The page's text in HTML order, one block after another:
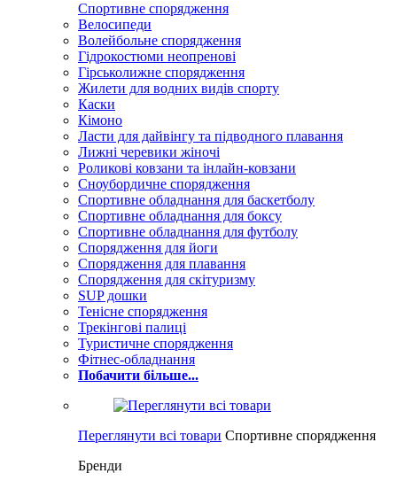
Спортивне спорядження
Велосипеди
Волейбольне спорядження
Гідрокостюми неопренові
Гірськолижне спорядження
Жилети для водних видів спорту
Каски
Кімоно
Ласти для дайвінгу та підводного плавання
Лижні черевики жіночі
Роликові ковзани та інлайн-ковзани
Сноубордичне спорядження
Спортивне обладнання для баскетболу
Спортивне обладнання для боксу
Спортивне обладнання для футболу
Спорядження для йоги
Спорядження для плавання
Спорядження для скітуризму
SUP дошки
Тенісне спорядження
Трекінгові палиці
Туристичне спорядження
Фітнес-обладнання
Побачити більше...
Переглянути всі товари Спортивне спорядження
Бренди